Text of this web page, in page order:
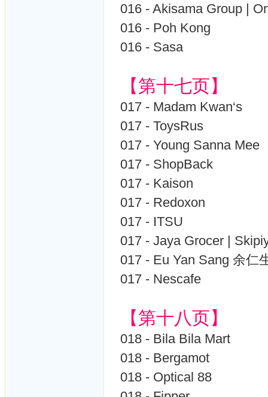
016 - Akisama Group |
016 - Poh Kong
016 - Sasa
【第十七页】
017 - Madam Kwan‘s
017 - ToysRus
017 - Young Sanna Mee
017 - ShopBack
017 - Kaison
017 - Redoxon
017 - ITSU
017 - Jaya Grocer |
017 - Eu Yan Sang 余仁
017 - Nescafe
【第十八页】
018 - Bila Bila Mart
018 - Bergamot
018 - Optical 88